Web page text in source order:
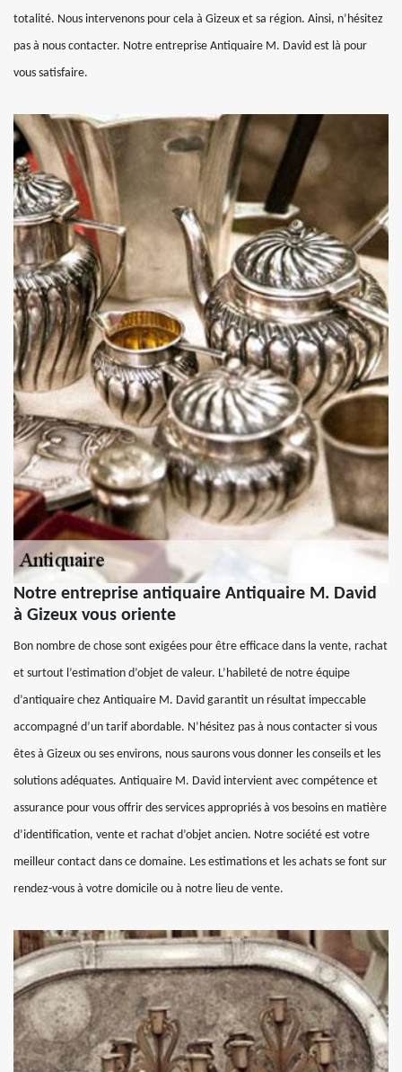
totalité. Nous intervenons pour cela à Gizeux et sa région. Ainsi, n’hésitez
pas à nous contacter. Notre entreprise Antiquaire M. David est là pour
vous satisfaire.
Notre entreprise antiquaire Antiquaire M. David
à Gizeux vous oriente
Bon nombre de chose sont exigées pour être efficace dans la vente, rachat
et surtout l’estimation d’objet de valeur. L’habileté de notre équipe
d’antiquaire chez Antiquaire M. David garantit un résultat impeccable
accompagné d’un tarif abordable. N’hésitez pas à nous contacter si vous
êtes à Gizeux ou ses environs, nous saurons vous donner les conseils et les
solutions adéquates. Antiquaire M. David intervient avec compétence et
assurance pour vous offrir des services appropriés à vos besoins en matière
d’identification, vente et rachat d’objet ancien. Notre société est votre
meilleur contact dans ce domaine. Les estimations et les achats se font sur
rendez-vous à votre domicile ou à notre lieu de vente.